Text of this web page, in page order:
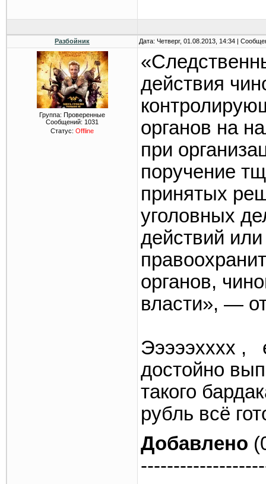
Разбойник Дата: Четверг, 01.08.2013, 14:34 |
Группа: Проверенные
Сообщений: 1031
Статус: Offline
действия
органов на
при
поручение
принятых
уголовных
действий
органов,
власти», —
Эээээхххх ,
достойно
такого
рубль всё
Добавлено